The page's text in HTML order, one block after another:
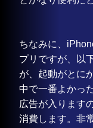
ちなみに、
プリですが、以
が、起動がとに
中で一番よかっ
広告が入ります
消費します。非